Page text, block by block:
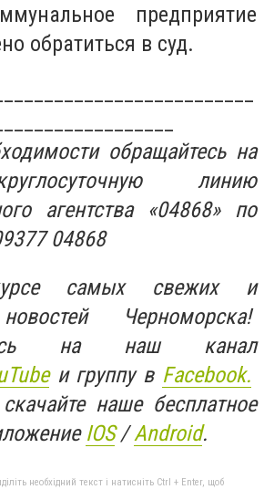
предприятие
обратиться в суд.
обращайтесь на
линию
агентства «04868» по
04868
самых свежих и
Черноморска!
на наш канал
и группу в Facebook.
наше бесплатное
IOS/Android.
необхідний текст і натисніть Ctrl + Enter, щоб